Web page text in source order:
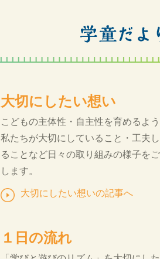
大切にしたい想い
こどもの主体性・自主性を育めるよう
私たちが大切にしていること・工夫
ることなど日々の取り組みの様子を
します。
大切にしたい想いの記事へ
１日の流れ